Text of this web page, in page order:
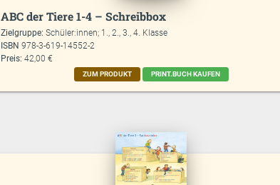
ABC der Tiere 1-4 – Schreibbox
Zielgruppe:Schüler:innen; 1., 2., 3., 4. Klasse
ISBN978-3-619-14552-2
Preis: 42,00 €
ZUM PRODUKT PRINT.BUCH KAUFEN